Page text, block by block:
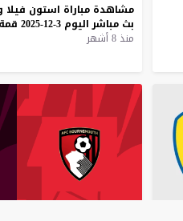
مشاهدة مباراة استون فيلا
بث مباشر اليوم 3-12-2025 قمة
منذ 8 أشهر